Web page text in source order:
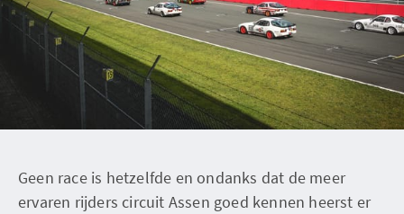
Geen race is hetzelfde en ondanks dat de meer
ervaren rijders circuit Assen goed kennen heerst er